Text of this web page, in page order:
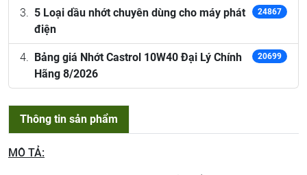
5 Loại dầu nhớt chuyên dùng cho máy phát
điện
24867
Bảng giá Nhớt Castrol 10W40 Đại Lý Chính
Hãng 8/2026
20699
Thông tin sản phẩm
MÔ TẢ: